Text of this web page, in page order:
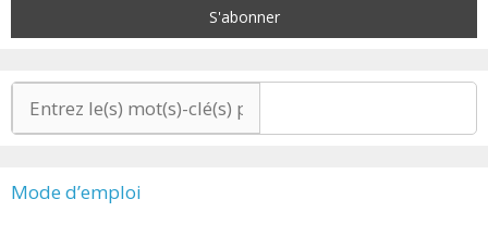
Mode d’emploi